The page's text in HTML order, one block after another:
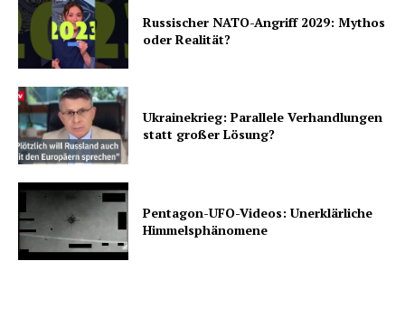
Russischer NATO-Angriff 2029: Mythos
oder Realität?
Ukrainekrieg: Parallele Verhandlungen
statt großer Lösung?
Pentagon-UFO-Videos: Unerklärliche
Himmelsphänomene